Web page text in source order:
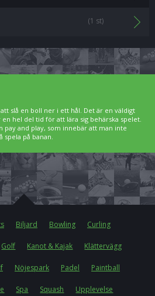
(1 st)
slå en boll ner i ett hål. Det är en väldigt
hel del tid för att lära sig behärska spelet.
pay and play, som innebär att man inte
på banan.
Biljard Bowling Curling
Golf Kanot & Kajak Klättervägg
Nöjespark Padel Paintball
Spa Squash Upplevelse